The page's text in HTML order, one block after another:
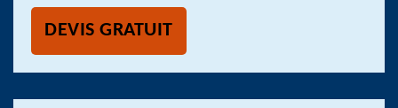
DEVIS GRATUIT